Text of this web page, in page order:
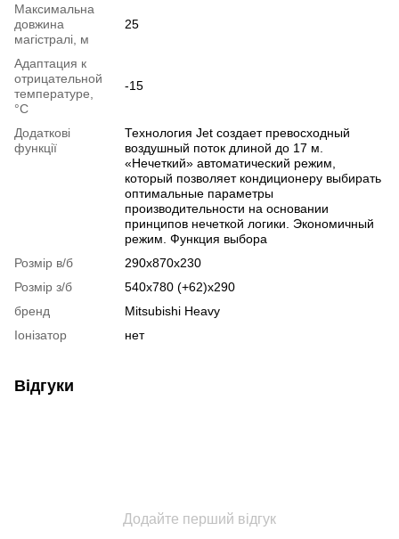
Максимальна
довжина
магістралі, м
25
Адаптация к
отрицательной
температуре,
°C
-15
Додаткові
функції
Технология Jet создает превосходный
воздушный поток длиной до 17 м.
«Нечеткий» автоматический режим,
который позволяет кондиционеру выбирать
оптимальные параметры
производительности на основании
принципов нечеткой логики. Экономичный
режим. Функция выбора
Розмір в/б
290x870x230
Розмір з/б
540x780 (+62)x290
бренд
Mitsubishi Heavy
Іонізатор
нет
Відгуки
Додайте перший відгук